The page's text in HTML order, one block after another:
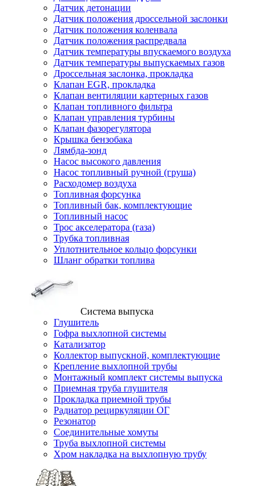
Датчик детонации
Датчик положения дроссельной заслонки
Датчик положения коленвала
Датчик положения распредвала
Датчик температуры впускаемого воздуха
Датчик температуры выпускаемых газов
Дроссельная заслонка, прокладка
Клапан EGR, прокладка
Клапан вентиляции картерных газов
Клапан топливного фильтра
Клапан управления турбины
Клапан фазорегулятора
Крышка бензобака
Лямбда-зонд
Насос высокого давления
Насос топливный ручной (груша)
Расходомер воздуха
Топливная форсунка
Топливный бак, комплектующие
Топливный насос
Трос акселератора (газа)
Трубка топливная
Уплотнительное кольцо форсунки
Шланг обратки топлива
Система выпуска
Глушитель
Гофра выхлопной системы
Катализатор
Коллектор выпускной, комплектующие
Крепление выхлопной трубы
Монтажный комплект системы выпуска
Приемная труба глушителя
Прокладка приемной трубы
Радиатор рециркуляции ОГ
Резонатор
Соединительные хомуты
Труба выхлопной системы
Хром накладка на выхлопную трубу